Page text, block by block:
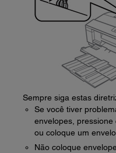
Sempre siga estas
Se você tiver
envelopes,
ou coloque um
Não coloque